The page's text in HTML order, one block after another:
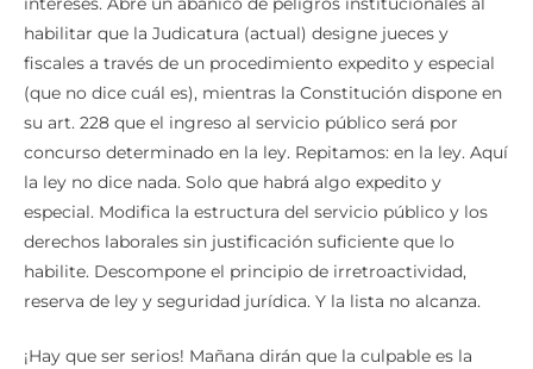
habilitar que la Judicatura (actual) designe jueces y
fiscales a través de un procedimiento expedito y especial
(que no dice cuál es), mientras la Constitución dispone en
su art. 228 que el ingreso al servicio público será por
concurso determinado en la ley. Repitamos: en la ley. Aquí
la ley no dice nada. Solo que habrá algo expedito y
especial. Modifica la estructura del servicio público y los
derechos laborales sin justificación suficiente que lo
habilite. Descompone el principio de irretroactividad,
reserva de ley y seguridad jurídica. Y la lista no alcanza.
¡Hay que ser serios! Mañana dirán que la culpable es la